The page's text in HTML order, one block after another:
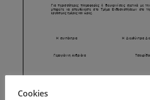
Cookies